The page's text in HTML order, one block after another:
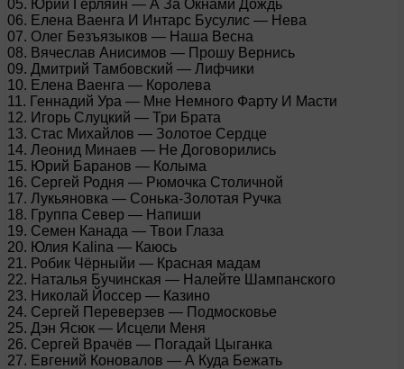
05. Юрий Герляйн — А За Окнами Дождь
06. Елена Ваенга И Интарс Бусулис — Нева
07. Олег Безъязыков — Наша Весна
08. Вячеслав Анисимов — Прошу Вернись
09. Дмитрий Тамбовский — Лифчики
10. Елена Ваенга — Королева
11. Геннадий Ура — Мне Немного Фарту И Масти
12. Игорь Слуцкий — Три Брата
13. Стас Михайлов — Золотое Сердце
14. Леонид Минаев — Не Договорились
15. Юрий Баранов — Колыма
16. Сергей Родня — Рюмочка Столичной
17. Лукьяновка — Сонька-Золотая Ручка
18. Группа Север — Напиши
19. Семен Канада — Твои Глаза
20. Юлия Kalina — Каюсь
21. Робик Чёрныйи — Красная мадам
22. Наталья Бучинская — Налейте Шампанского
23. Николай Йоссер — Казино
24. Сергей Переверзев — Подмосковье
25. Дэн Ясюк — Исцели Меня
26. Сергей Врачёв — Погадай Цыганка
27. Евгений Коновалов — А Куда Бежать